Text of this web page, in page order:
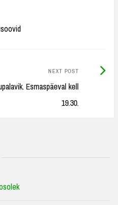
NEXT POST
Esmaspäeval kell
19.30.
Next